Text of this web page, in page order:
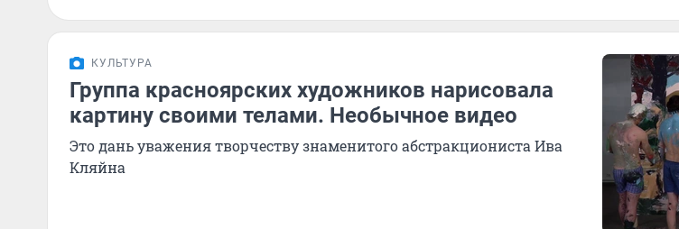
КУЛЬТУРА
Группа красноярских художников нарисовала
картину своими телами. Необычное видео
Это дань уважения творчеству знаменитого абстракциониста Ива
Кляйна